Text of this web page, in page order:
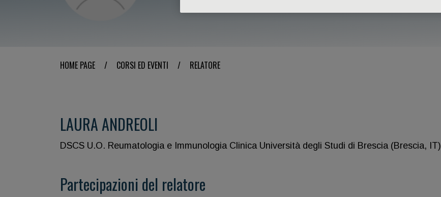
HOME PAGE / CORSI ED EVENTI / RELATORE
LAURA ANDREOLI
DSCS U.O. Reumatologia e Immunologia Clinica Università degli Studi di Brescia (Brescia, IT)
Partecipazioni del relatore